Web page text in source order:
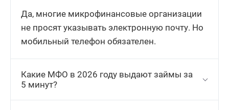
Да, многие микрофинансовые организации
не просят указывать электронную почту. Но
мобильный телефон обязателен.
Какие МФО в 2026 году выдают займы за
5 минут?